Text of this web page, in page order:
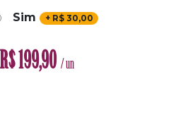
Sim
+ R$ 30,00
R$199,90 / un